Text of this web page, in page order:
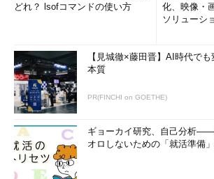
どれ？ lsofコマンドの使い方
化、映像・
ソリューシ
【見城徹×藤田晋】AI時代で
本質
PR(FINCHI on GOETHE)
ギョーカイ研究、自己分析
オロしないための「就活準備